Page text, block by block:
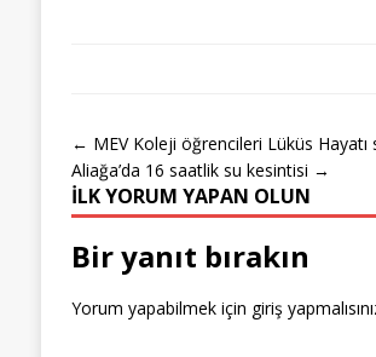
← MEV Koleji öğrencileri Lüküs Hayatı
Aliağa’da 16 saatlik su kesintisi →
İLK YORUM YAPAN OLUN
Bir yanıt bırakın
Yorum yapabilmek için giriş